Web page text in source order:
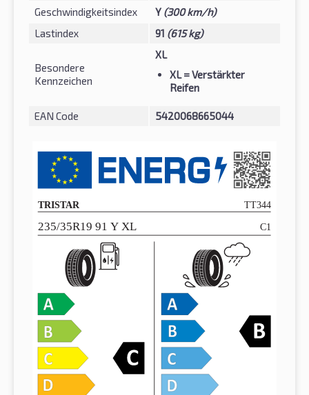
Geschwindigkeitsindex
Y (300 km/h)
Lastindex
91 (615 kg)
Besondere
Kennzeichen
XL
XL= Verstärkter
Reifen
EAN Code 5420068665044